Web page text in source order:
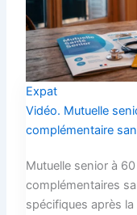
Expat
Vidéo. Mutuelle
complémentaire
Mutuelle senior à
complémentaires
spécifiques après